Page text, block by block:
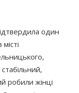
один
робили жінці